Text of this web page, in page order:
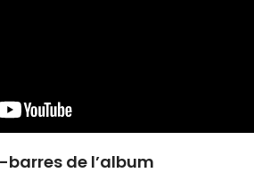
barres de l’album